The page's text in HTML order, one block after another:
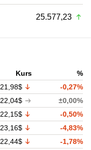
25.577,23
Kurs
%
21,98$
-0,27%
22,04$
±0,00%
22,15$
-0,50%
23,16$
-4,83%
22,44$
-1,78%